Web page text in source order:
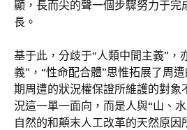
顯，長而尖的聲一個步驟努力于完
長。
基于此，分歧于“人類中間主義”，
義”，“性命配合體”思惟拓展了周
期周遭的狀況權保證所維護的對象
況這一單一面向，而是人與“山、
自然的和顛末人工改革的天然原因